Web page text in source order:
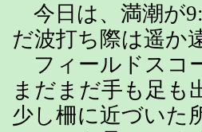
今日は、満潮が
だ波打ち際は遥か
フィールドスコ
まだまだ手も足
少し柵に近づいた